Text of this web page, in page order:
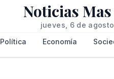
Noticias
jueves, 6 de
Política Economía